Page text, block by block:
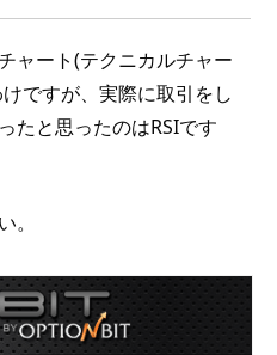
ャート(テクニカルチャー
ですが、実際に取引をし
たと思ったのはRSIです
。